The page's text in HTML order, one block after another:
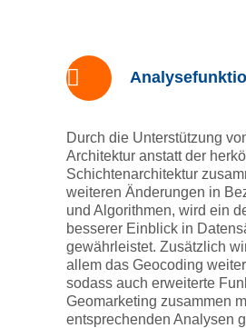
Durch die Unterstützung
Architektur anstatt der
Schichtenarchitektur
weiteren Änderungen in
und Algorithmen, wird ein
besserer Einblick in
gewährleistet. Zusätzlich
allem das Geocoding
sodass auch erweiterte
Geomarketing zusammen
entsprechenden Analysen